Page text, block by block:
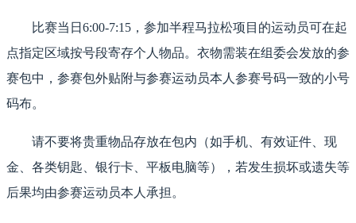
比赛当日6:00-7:15，参加半程马拉松项目的运动员可在起
点指定区域按号段寄存个人物品。衣物需装在组委会发放的参
赛包中，参赛包外贴附与参赛运动员本人参赛号码一致的小号
码布。
请不要将贵重物品存放在包内（如手机、有效证件、现
金、各类钥匙、银行卡、平板电脑等），若发生损坏或遗失等
后果均由参赛运动员本人承担。